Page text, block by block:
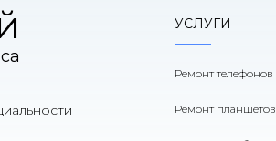
УСЛУГИ
Ремонт телефонов
Ремонт планшетов